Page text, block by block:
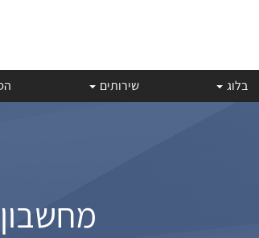
בלוג שירותים